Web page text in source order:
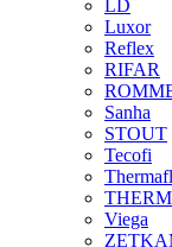
LD
Luxor
Reflex
RIFAR
Sanha
STOUT
Tecofi
Viega